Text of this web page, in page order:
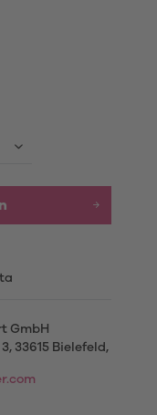
GmbH
33615 Bielefeld,